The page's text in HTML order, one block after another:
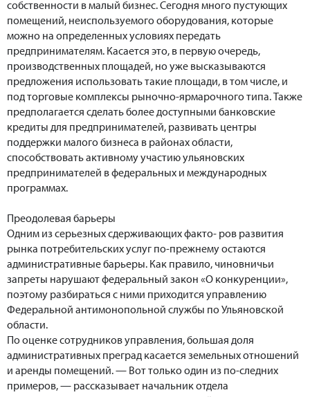
собственности в малый бизнес. Сегодня много пустующих
помещений, неиспользуемого оборудования, которые
можно на определенных условиях передать
предпринимателям. Касается это, в первую очередь,
производственных площадей, но уже высказываются
предложения использовать такие площади, в том числе, и
под торговые комплексы рыночно-ярмарочного типа. Также
предполагается сделать более доступными банковские
кредиты для предпринимателей, развивать центры
поддержки малого бизнеса в районах области,
способствовать активному участию ульяновских
предпринимателей в федеральных и международных
программах.
Преодолевая барьеры
Одним из серьезных сдерживающих факто- ров развития
рынка потребительских услуг по-прежнему остаются
административные барьеры. Как правило, чиновничьи
запреты нарушают федеральный закон «О конкуренции»,
поэтому разбираться с ними приходится управлению
Федеральной антимонопольной службы по Ульяновской
области.
По оценке сотрудников управления, большая доля
административных преград касается земельных отношений
и аренды помещений. — Вот только один из по-следних
примеров, — рассказывает начальник отдела